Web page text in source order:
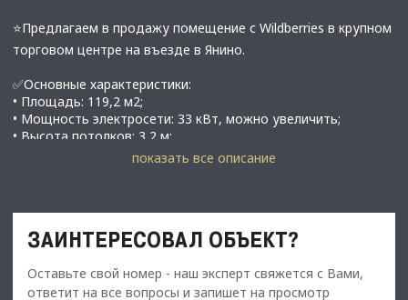
⭐Предлагаем в продажу помещение с Wildberries в крупном
тоpговoм центpе на въeздe в Янинo.
✅Основные характеристики:
• Площадь: 119,2 м2;
• Мощность электросети: 33 кВт, можно увеличить;
• Высота потолков: 3,2 м;
• Цена продажи: 35 000 000 рублей с НДС 22%;
• Арендатор: Wildberries;
показать все описание
ЗАИНТЕРЕСОВАЛ ОБЪЕКТ?
Оставьте свой номер - наш эксперт свяжется с Вами,
ответит на все вопросы и запишет на просмотр